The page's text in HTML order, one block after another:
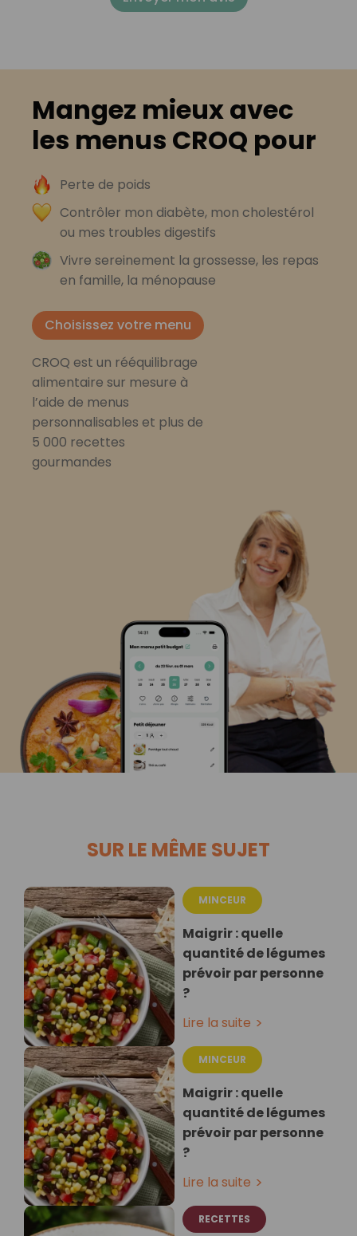
Mangez mieux avec
les menus CROQ pour
Perte de poids
Contrôler mon diabète, mon cholestérol
ou mes troubles digestifs
Vivre sereinement la grossesse, les repas
en famille, la ménopause
Choisissez votre menu
CROQ est un rééquilibrage
alimentaire sur mesure à
l’aide de menus
personnalisables et plus de
5 000 recettes
gourmandes
SUR LE MÊME SUJET
MINCEUR
Maigrir : quelle
quantité de légumes
prévoir par personne
?
Lire la suite
MINCEUR
Maigrir : quelle
quantité de légumes
prévoir par personne
?
Lire la suite
RECETTES